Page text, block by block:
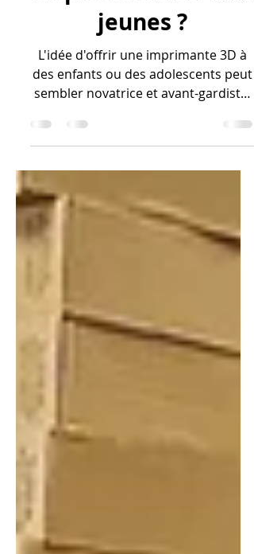
imprimante 3D aux
jeunes ?
L'idée d'offrir une imprimante 3D à
des enfants ou des adolescents peut
sembler novatrice et avant-gardiste,